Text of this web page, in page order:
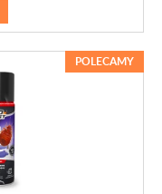
POLECAMY